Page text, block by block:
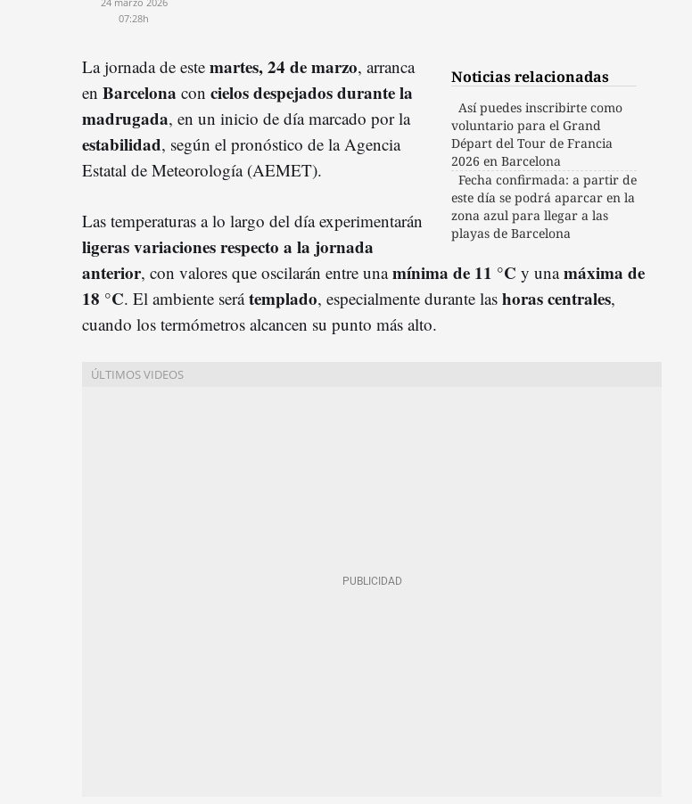
07:28h
Noticias relacionadas
Así puedes inscribirte como
voluntario para el Grand
Départ del Tour de Francia
2026 en Barcelona
Fecha confirmada: a partir de
este día se podrá aparcar en la
zona azul para llegar a las
playas de Barcelona
La jornada de este martes, 24 de marzo, arranca
en Barcelona con cielos despejados durante la
madrugada, en un inicio de día marcado por la
estabilidad, según el pronóstico de la Agencia
Estatal de Meteorología (AEMET).
Las temperaturas a lo largo del día experimentarán
ligeras variaciones respecto a la jornada
anterior, con valores que oscilarán entre unamínima de 11 °C y unamáxima de
18 °C. El ambiente serátemplado, especialmente durante las horas centrales,
cuando los termómetros alcancen su punto más alto.